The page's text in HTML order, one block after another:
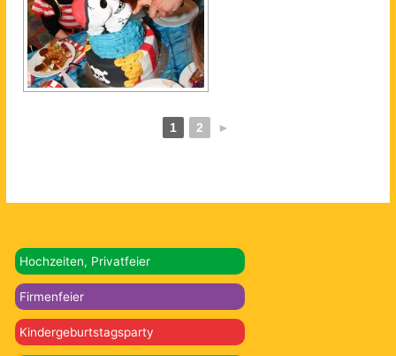
Hochzeiten, Privatfeier
Firmenfeier
Kindergeburtstagsparty
1 2 ►